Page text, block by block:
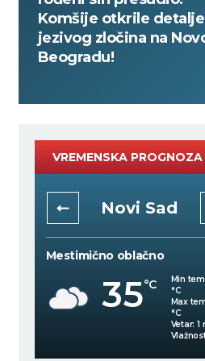
Komšije otkrile detalje
jezivog zločina na
Beogradu!
VREMENSKA PROGNOZA
Novi Sad
Mestimično oblačno
35°C Min
°C
Max
°C
Vetar: 1